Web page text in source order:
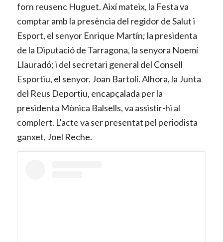
forn reusenc Huguet. Així mateix, la Festa va
comptar amb la presència del regidor de Salut i
Esport, el senyor Enrique Martín; la presidenta
de la Diputació de Tarragona, la senyora Noemí
Llauradó; i del secretari general del Consell
Esportiu, el senyor. Joan Bartolí. Alhora, la Junta
del Reus Deportiu, encapçalada per la
presidenta Mònica Balsells, va assistir-hi al
complert. L’acte va ser presentat pel periodista
ganxet, Joel Reche.